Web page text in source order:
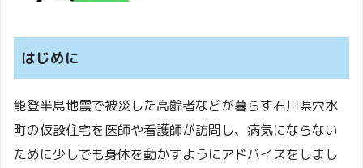
はじめに
能登半島地震で被災した高齢者などが暮らす石川県穴水
町の仮設住宅を医師や看護師が訪問し、病気にならない
ために少しでも身体を動かすようにアドバイスをしまし